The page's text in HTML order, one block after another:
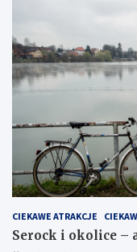
CIEKAWE ATRAKCJE
Serock i okolice –